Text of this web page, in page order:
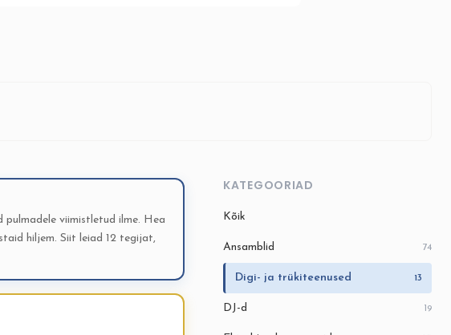
pulmadele viimistletud ilme. Hea
hiljem. Siit leiad 12 tegijat,
KATEGOORIAD
Kõik
Ansamblid 74
Digi- ja trükiteenused 13
DJ-d 19